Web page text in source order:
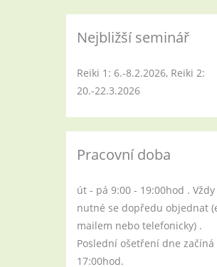
Nejbližší seminář
Reiki 1: 6.-8.2.2026, Reiki 2:
20.-22.3.2026
Pracovní doba
út - pá 9:00 - 19:00hod . Vždy
nutné se dopředu objednat
mailem nebo telefonicky) .
Poslední ošetření dne začíná
17:00hod.